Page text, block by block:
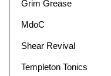
Grim Grease
MdoC
Shear Revival
Templeton Tonics